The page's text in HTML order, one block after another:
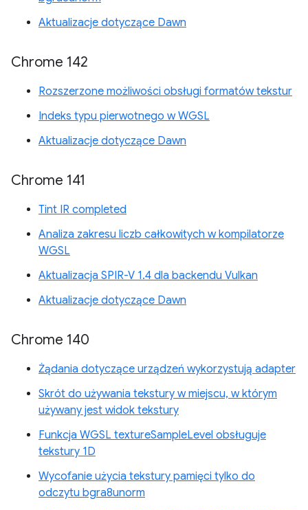
Aktualizacje dotyczące Dawn
Chrome 142
Rozszerzone możliwości obsługi formatów tekstur
Indeks typu pierwotnego w WGSL
Aktualizacje dotyczące Dawn
Chrome 141
Tint IR completed
Analiza zakresu liczb całkowitych w kompilatorze
WGSL
Aktualizacja SPIR-V 1.4 dla backendu Vulkan
Aktualizacje dotyczące Dawn
Chrome 140
Żądania dotyczące urządzeń wykorzystują adapter
Skrót do używania tekstury w miejscu, w którym
używany jest widok tekstury
Funkcja WGSL textureSampleLevel obsługuje
tekstury 1D
Wycofanie użycia tekstury pamięci tylko do
odczytu bgra8unorm